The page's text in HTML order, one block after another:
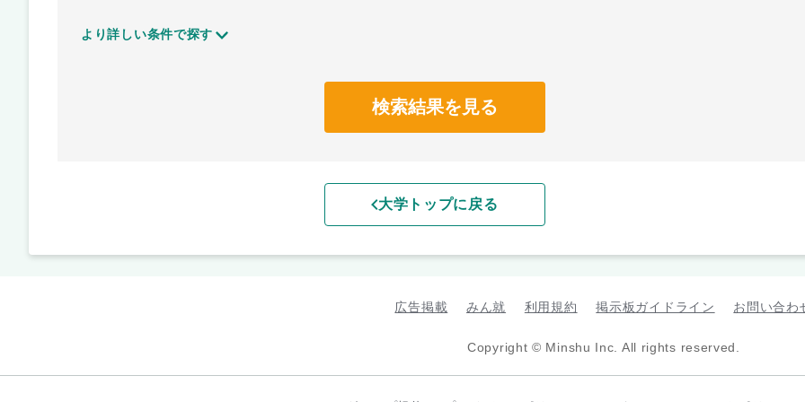
より詳しい条件で探す
検索結果を見る
大学トップに戻る
広告掲載 みん就 利用規約 掲示板ガイドライン お問い合わ
Copyright © Minshu Inc. All rights reserved.